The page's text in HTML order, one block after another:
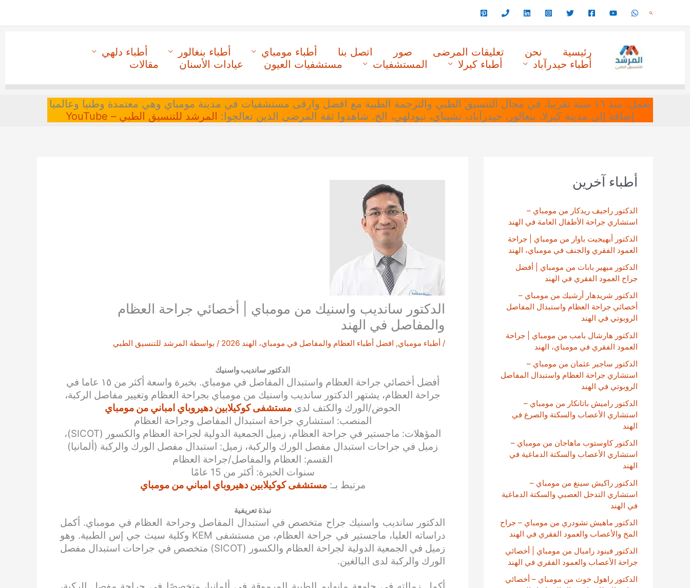
البحث
رئيسية نحن تعليقات المرضى صور اتصل بنا أطباء مومباي أطباء بنغالور
أطباء دلهي
أطباء حيدرآباد
أطباء كيرلا المستشفيات مستشفيات العيون عيادات الأسنان مقالات
نعمل، منذ ١٦ سنة تقريبا، في مجال التنسيق الطبي والترجمة الطبية مع افضل وارقى مستشفيات في مدينة مومباي وهي معتمدة وطنيا وعالميا
إضافة إلى مدينة كيرلا، بنغالور، حيدرآباد، تشيناي، نيودلهي، الخ. شاهدوا ثقة المرضى الذين تعالجوا: المرشد للتنسيق الطبي – YouTube
أطباء آخرين
الدكتور راجيف ريدكار من مومباي –
استشاري جراحة الأطفال العامة في الهند
الدكتور أبهيجيت باوار من مومباي | جراحة
العمود الفقري والجنف في مومباي، الهند
الدكتور ميهير بابات من مومباي | أفضل
جراح العمود الفقري في الهند
الدكتور شريدهار أرشيك من مومباي –
أخصائي جراحة العظام واستبدال المفاصل
الروبوتي في الهند
الدكتور هارشال بامب من مومباي | جراحة
العمود الفقري في مومباي، الهند
الدكتور ساجير عثمان من مومباي –
استشاري جراحة العظام واستبدال المفاصل
الروبوتي في الهند
الدكتور راميش باتانكار من مومباي –
استشاري الأعصاب والسكتة والصرع في
الهند
الدكتور كاوستوب ماهاجان من مومباي –
استشاري الأعصاب والسكتة الدماغية في
الهند
الدكتور راكيش سينغ من مومباي –
استشاري التدخل العصبي والسكتة الدماغية
في الهند
الدكتور ماهيش تشودري من مومباي – جراح
المخ والأعصاب والعمود الفقري في الهند
الدكتور فينود رامبال من مومباي | أخصائي
جراحة الأعصاب والعمود الفقري في الهند
الدكتور راهول خوت من مومباي – أخصائي
الدكتور سانديب واسنيك من مومباي | أخصائي جراحة العظام
والمفاصل في الهند
/ أطباء مومباي, افضل أطباء العظام والمفاصل في مومباي، الهند 2026 / بواسطة المرشد للتنسيق الطبي
الدكتور سانديب واسنيك
أفضل أخصائي جراحة العظام واستبدال المفاصل في مومباي. بخبرة واسعة أكثر من ١٥ عاما في
جراحة العظام، يشتهر الدكتور سانديب واسنيك من مومباي بجراحة العظام وتغيير مفاصل الركبة،
الحوض/الورك والكتف لدى مستشفى كوكيلابين دهيروباي امباني من مومباي
المنصب: استشاري جراحة استبدال المفاصل وجراحة العظام
المؤهلات: ماجستير في جراحة العظام، زميل الجمعية الدولية لجراحة العظام والكسور (SICOT)،
زميل في جراحات استبدال مفصل الورك والركبة، زميل: استبدال مفصل الورك والركبة (ألمانيا)
القسم: العظام والمفاصل/جراحة العظام
سنوات الخبرة: أكثر من 15 عامًا
مرتبط بـ:مستشفى كوكيلابين دهيروباي امباني من مومباي
نبذة تعريفية
الدكتور سانديب واسنيك جراح متخصص في استبدال المفاصل وجراحة العظام في مومباي. أكمل
دراساته العليا، ماجستير في جراحة العظام، من مستشفى KEM وكلية سيث جي إس الطبية. وهو
زميل في الجمعية الدولية لجراحة العظام والكسور (SICOT) متخصص في جراحات استبدال مفصل
الورك والركبة لدى البالغين.